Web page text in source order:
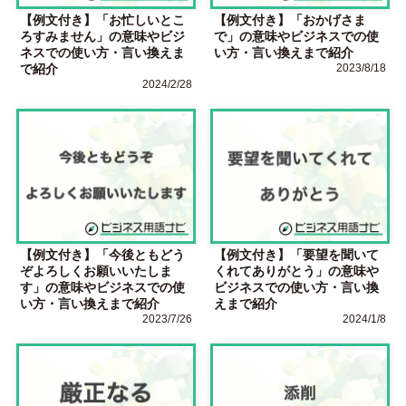
【例文付き】「お忙しいとこ
ろすみません」の意味やビジ
ネスでの使い方・言い換えま
で紹介
2024/2/28
【例文付き】「おかげさま
で」の意味やビジネスでの使
い方・言い換えまで紹介
2023/8/18
【例文付き】「今後ともどう
ぞよろしくお願いいたしま
す」の意味やビジネスでの使
い方・言い換えまで紹介
2023/7/26
【例文付き】「要望を聞いて
くれてありがとう」の意味や
ビジネスでの使い方・言い換
えまで紹介
2024/1/8